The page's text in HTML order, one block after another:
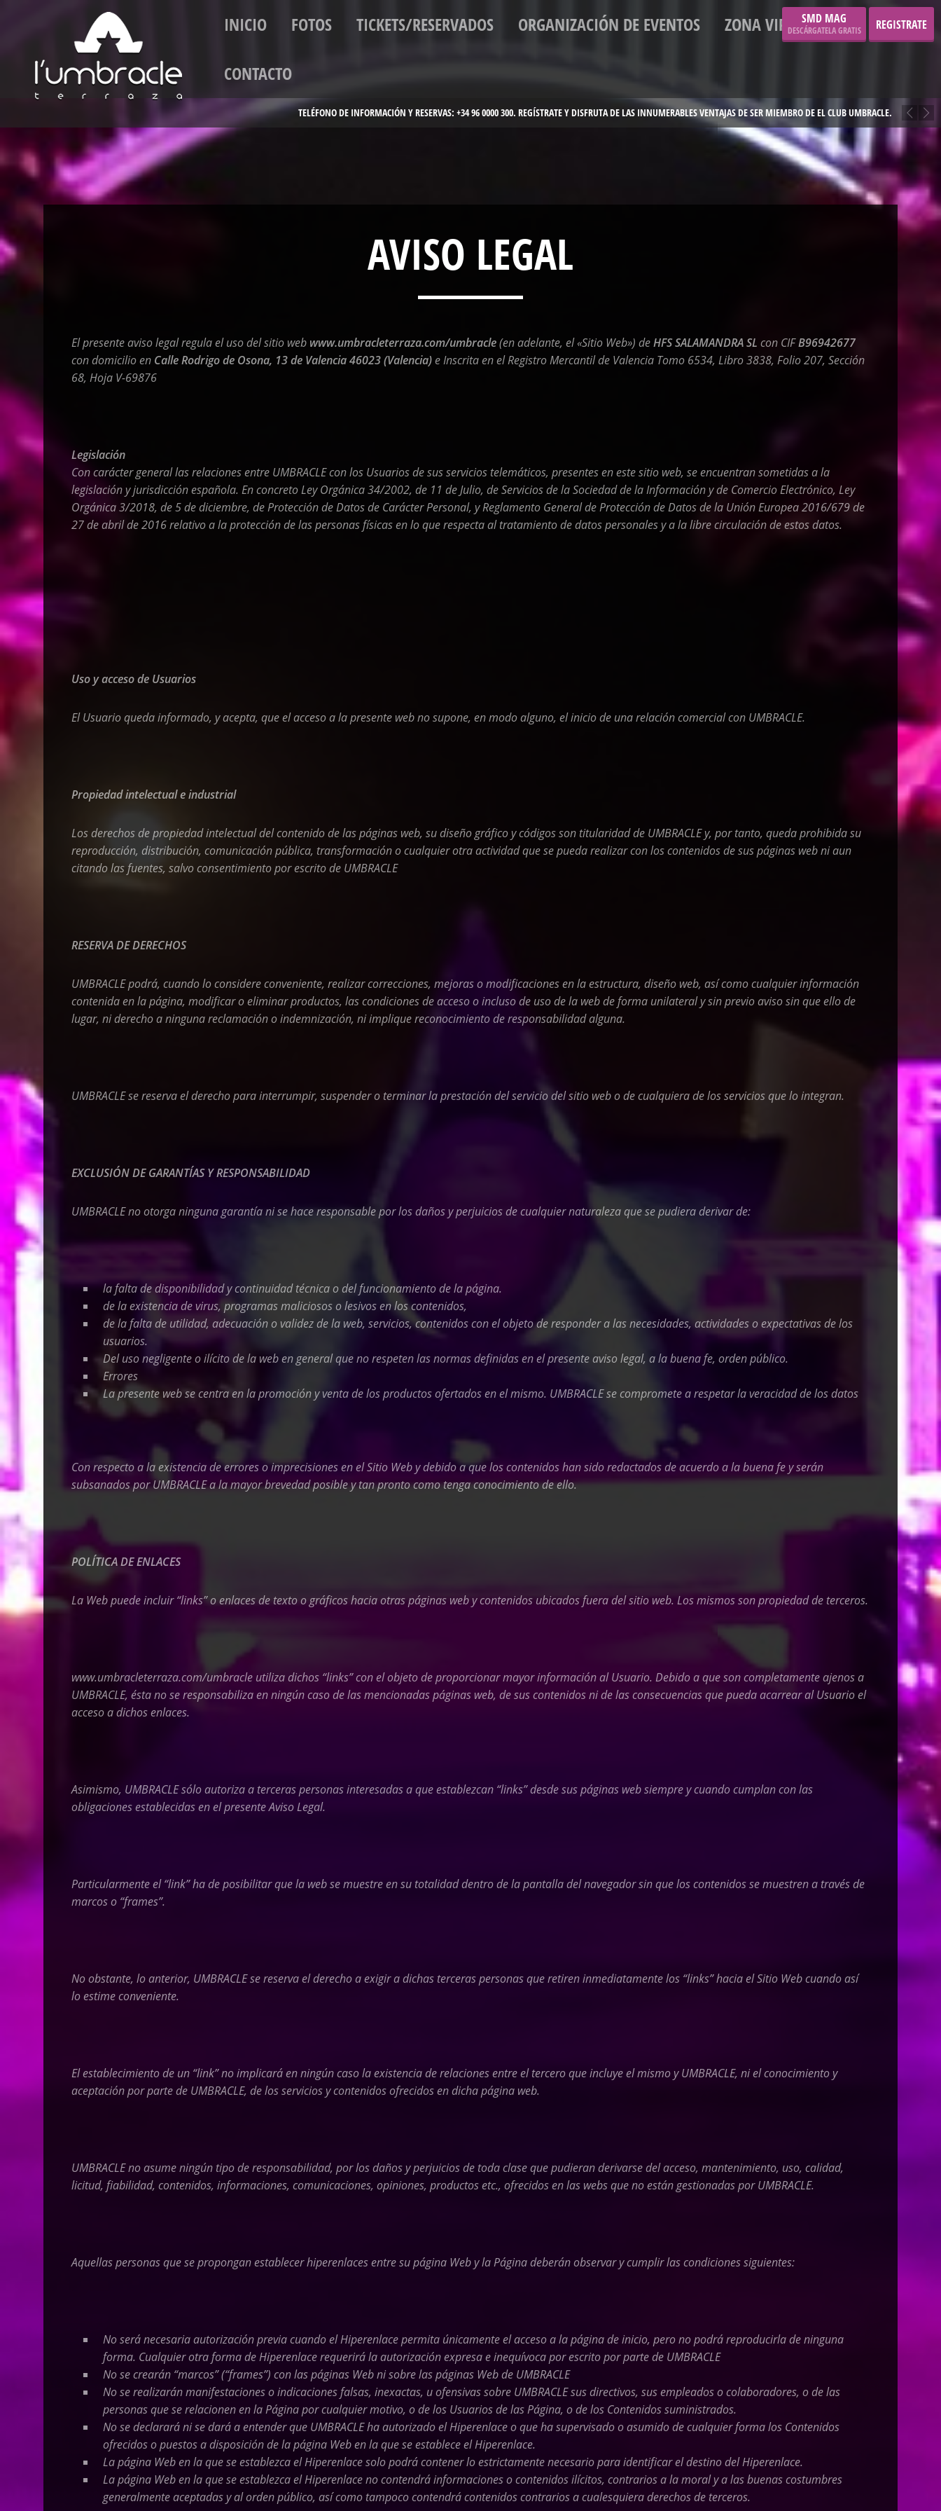
INICIO FOTOS TICKETS/RESERVADOS ORGANIZACIÓN DE EVENTOS ZONA VIP
CONTACTO
SMD MAG
DESCÁRGATELA GRATIS REGISTRATE
TELÉFONO DE INFORMACIÓN Y RESERVAS: +34 96 0000 300. REGÍSTRATE Y DISFRUTA DE LAS INNUMERABLES VENTAJAS DE SER MIEMBRO DE EL CLUB UMBRACLE.
AVISO LEGAL
El presente aviso legal regula el uso del sitio web www.umbracleterraza.com/umbracle(en adelante, el «Sitio Web») deHFS SALAMANDRA SL con CIFB96942677
con domicilio en Calle Rodrigo de Osona, 13 de Valencia 46023 (Valencia)e Inscrita en el Registro Mercantil de Valencia Tomo 6534, Libro 3838, Folio 207, Sección
68, Hoja V-69876
Legislación
Con carácter general las relaciones entre UMBRACLEcon los Usuarios de sus servicios telemáticos, presentes en este sitio web, se encuentran sometidas a la
legislación y jurisdicción española. En concretoLey Orgánica 34/2002, de 11 de Julio, de Servicios de la Sociedad de la Información y de Comercio Electrónico, Ley
Orgánica 3/2018, de 5 de diciembre, de Protección de Datos de Carácter Personal, y Reglamento General de Protección de Datos de la Unión Europea 2016/679 de
27 de abril de 2016 relativoa la protección de las personas físicas en lo que respecta al tratamiento de datos personales y a la libre circulación de estos datos.
Uso y acceso de Usuarios
El Usuario queda informado, y acepta, que el acceso a la presente web no supone, en modo alguno, el inicio de una relación comercial con UMBRACLE.
Propiedad intelectual e industrial
Los derechos de propiedad intelectual del contenido de las páginas web, su diseño gráfico y códigos son titularidad de UMBRACLEy, por tanto, queda prohibida su
reproducción, distribución, comunicación pública, transformación o cualquier otra actividad que se pueda realizar con los contenidos de sus páginas web ni aun
citando las fuentes, salvo consentimiento por escrito de UMBRACLE
RESERVA DE DERECHOS
UMBRACLEpodrá, cuando lo considere conveniente, realizar correcciones, mejoras o modificaciones en la estructura, diseño web, así como cualquier información
contenida en la página, modificar o eliminar productos, las condiciones de acceso o incluso de uso de la web de forma unilateral y sin previo aviso sin que ello de
lugar, ni derecho a ninguna reclamación o indemnización, ni implique reconocimiento de responsabilidad alguna.
UMBRACLEse reserva el derecho para interrumpir, suspender o terminar la prestación del servicio del sitio web o de cualquiera de los servicios que lo integran.
EXCLUSIÓN DE GARANTÍAS Y RESPONSABILIDAD
UMBRACLEno otorga ninguna garantía ni se hace responsable por los daños y perjuicios de cualquier naturaleza que se pudiera derivar de:
la falta de disponibilidad y continuidad técnica o del funcionamiento de la página.
de la existencia de virus, programas maliciosos o lesivos en los contenidos,
de la falta de utilidad, adecuación o validez de la web, servicios, contenidos con el objeto de responder a las necesidades, actividades o expectativas de los
usuarios.
Del uso negligente o ilícito de la web en general que no respeten las normas definidas en el presente aviso legal, a la buena fe, orden público.
Errores
La presente web se centra en la promoción y venta de los productos ofertados en el mismo. UMBRACLEse compromete a respetar la veracidad de los datos
Con respecto a la existencia de errores o imprecisiones en el Sitio Web y debido a que los contenidos han sido redactados de acuerdo a la buena fe y serán
subsanados porUMBRACLEa la mayor brevedad posible y tan pronto como tenga conocimiento de ello.
POLÍTICA DE ENLACES
La Web puede incluir “links” o enlaces de texto o gráficos hacia otras páginas web y contenidos ubicados fuera del sitio web. Los mismos son propiedad de terceros.
www.umbracleterraza.com/umbracle utiliza dichos “links” con el objeto de proporcionar mayor información al Usuario. Debido a que son completamente ajenos a
UMBRACLE, ésta no se responsabiliza en ningún caso de las mencionadas páginas web, de sus contenidos ni de las consecuencias que pueda acarrear al Usuario el
acceso a dichos enlaces.
Asimismo, UMBRACLEsólo autoriza a terceras personas interesadas a que establezcan “links” desde sus páginas web siempre y cuando cumplan con las
obligaciones establecidas en el presente Aviso Legal.
Particularmente el “link” ha de posibilitar que la web se muestre en su totalidad dentro de la pantalla del navegador sin que los contenidos se muestren a través de
marcos o “frames”.
No obstante, lo anterior, UMBRACLEse reserva el derecho a exigir a dichas terceras personas que retiren inmediatamente los “links” hacia el Sitio Web cuando así
lo estime conveniente.
El establecimiento de un “link” no implicará en ningún caso la existencia de relaciones entre el tercero que incluye el mismo yUMBRACLE, ni el conocimiento y
aceptación por parte de UMBRACLE, de los servicios y contenidos ofrecidos en dicha página web.
UMBRACLEno asume ningún tipo de responsabilidad, por los daños y perjuicios de toda clase que pudieran derivarse del acceso, mantenimiento, uso, calidad,
licitud, fiabilidad, contenidos, informaciones, comunicaciones, opiniones, productos etc., ofrecidos en las webs que no están gestionadas porUMBRACLE.
Aquellas personas que se propongan establecer hiperenlaces entre su página Web y la Página deberán observar y cumplir las condiciones siguientes:
No será necesaria autorización previa cuando el Hiperenlace permita únicamente el acceso a la página de inicio, pero no podrá reproducirla de ninguna
forma. Cualquier otra forma de Hiperenlace requerirá la autorización expresa e inequívoca por escrito por parte de UMBRACLE
No se crearán “marcos” (“frames”) con las páginas Web ni sobre las páginas Web de UMBRACLE
No se realizarán manifestaciones o indicaciones falsas, inexactas, u ofensivas sobre UMBRACLE sus directivos, sus empleados o colaboradores, o de las
personas que se relacionen en la Página por cualquier motivo, o de los Usuarios de las Página, o de los Contenidos suministrados.
No se declarará ni se dará a entender que UMBRACLE ha autorizado el Hiperenlace o que ha supervisado o asumido de cualquier forma los Contenidos
ofrecidos o puestos a disposición de la página Web en la que se establece el Hiperenlace.
La página Web en la que se establezca el Hiperenlace solo podrá contener lo estrictamente necesario para identificar el destino del Hiperenlace.
La página Web en la que se establezca el Hiperenlace no contendrá informaciones o contenidos ilícitos, contrarios a la moral y a las buenas costumbres
generalmente aceptadas y al orden público, así como tampoco contendrá contenidos contrarios a cualesquiera derechos de terceros.